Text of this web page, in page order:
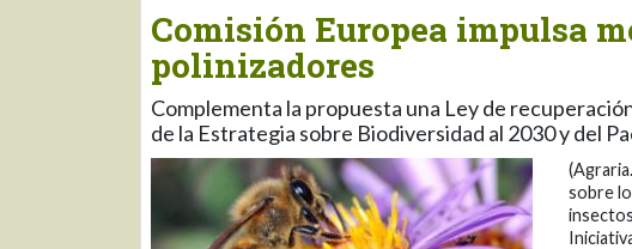
Comisión Europea impulsa
polinizadores
Complementa la propuesta una Ley de
de la Estrategia sobre Biodiversidad al 2030 y del
sobre